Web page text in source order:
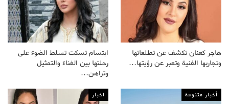
هاجر كعنان تكشف عن تطلعاتها
وتجاربها الفنية وتعبر عن رؤيتها…
ابتسام تسكت تسلط الضوء على
رحلتها بين الغناء والتمثيل
وتراهن…
أخبار متنوعة اخبار